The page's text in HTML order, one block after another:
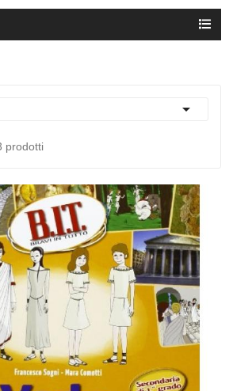

prodotti